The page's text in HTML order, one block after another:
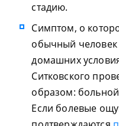
стадию.
Симптом, о
обычный человек
домашних
Ситковского
образом:
Если болевые